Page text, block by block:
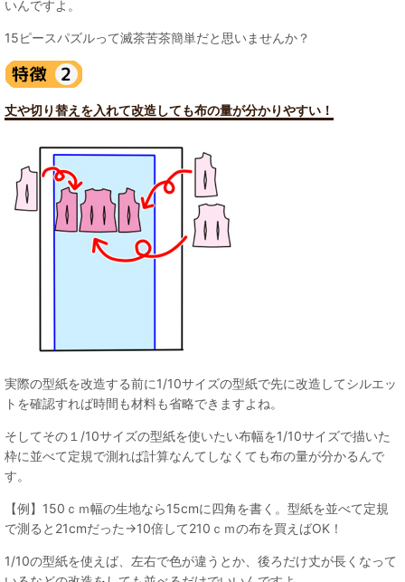
いんですよ。
15ピースパズルって滅茶苦茶簡単だと思いませんか？
丈や切り替えを入れて改造しても布の量が分かりやすい！
実際の型紙を改造する前に1/10サイズの型紙で先に改造してシルエッ
トを確認すれば時間も材料も省略できますよね。
そしてその１/10サイズの型紙を使いたい布幅を1/10サイズで描いた
枠に並べて定規で測れば計算なんてしなくても布の量が分かるんで
す。
【例】150ｃｍ幅の生地なら15cmに四角を書く。型紙を並べて定規
で測ると21cmだった→10倍して210ｃｍの布を買えばOK！
1/10の型紙を使えば、左右で色が違うとか、後ろだけ丈が長くなって